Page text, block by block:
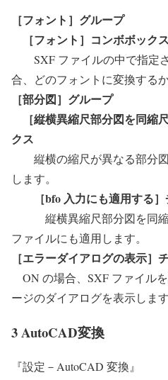
［フォント］グループ
［フォント］コンボボックス
SXF ファイルの中で指定
合、どのフォントに変換する
［部分図］グループ
［縦横異縮尺部分図を同縮
クス
縦横の縮尺が異なる部分図
します。
［bfo 入力にも適用する
縦横異縮尺部分図を同縮
ファイルにも適用します。
［エラーダイアログの表示］
ON の場合、SXF ファイル
ージのダイアログを表示します
3 AutoCAD変換
『設定－AutoCAD 変換』